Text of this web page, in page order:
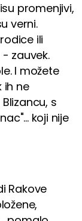
promenjivi,
verni.
ili
zauvek.
I možete
ih ne
s
koji nije
Rakove